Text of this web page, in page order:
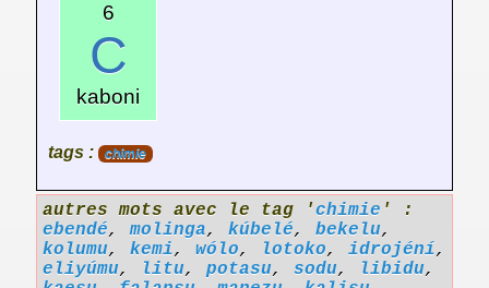
6
C
kaboni
tags : chimie
autres mots avec le tag 'chimie ' :
ebendé,molinga, kúbelé, bekelu,
kolumu, kemi, wólo, lotoko, idrojéní,
eliyúmu, litu, potasu, sodu, libidu,